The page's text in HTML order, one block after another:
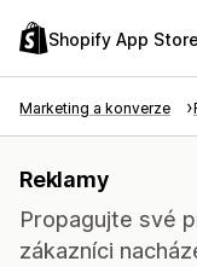
Shopify App Store
Marketing a konverze
Reklamy
Propagujte své
zákazníci